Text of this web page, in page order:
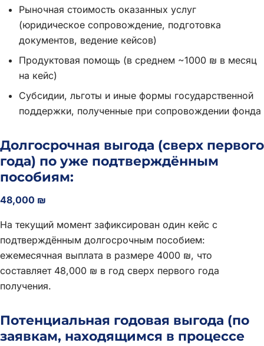
Рыночная стоимость оказанных услуг
(юридическое сопровождение, подготовка
документов, ведение кейсов)
Продуктовая помощь (в среднем ~1000 ₪ в месяц
на кейс)
Субсидии, льготы и иные формы государственной
поддержки, полученные при сопровождении фонда
Долгосрочная выгода (сверх первого
года) по уже подтверждённым
пособиям:
48,000 ₪
На текущий момент зафиксирован один кейс с
подтверждённым долгосрочным пособием:
ежемесячная выплата в размере 4000 ₪, что
составляет 48,000 ₪ в год сверх первого года
получения.
Потенциальная годовая выгода (по
заявкам, находящимся в процессе